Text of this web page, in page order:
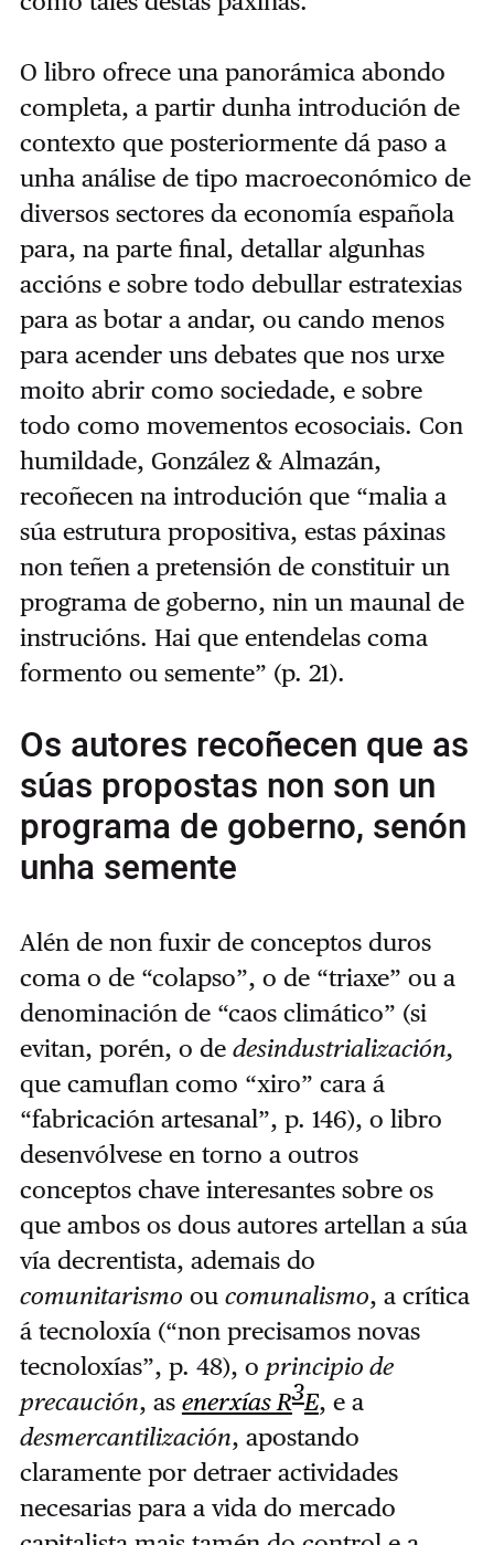
O libro ofrece una panorámica abondo
completa, a partir dunha introdución de
contexto que posteriormente dá paso a
unha análise de tipo macroeconómico de
diversos sectores da economía española
para, na parte final, detallar algunhas
accións e sobre todo debullar estratexias
para as botar a andar, ou cando menos
para acender uns debates que nos urxe
moito abrir como sociedade, e sobre
todo como movementos ecosociais. Con
humildade, González & Almazán,
recoñecen na introdución que “malia a
súa estrutura propositiva, estas páxinas
non teñen a pretensión de constituir un
programa de goberno, nin un maunal de
instrucións. Hai que entendelas coma
formento ou semente” (p. 21).
Os autores recoñecen que as
súas propostas non son un
programa de goberno, senón
unha semente
Alén de non fuxir de conceptos duros
coma o de “colapso”, o de “triaxe” ou a
denominación de “caos climático” (si
evitan, porén, o de desindustrialización,
que camuflan como “xiro” cara á
“fabricación artesanal”, p. 146), o libro
desenvólvese en torno a outros
conceptos chave interesantes sobre os
que ambos os dous autores artellan a súa
vía decrentista, ademais do
comunitarismo ou comunalismo, a crítica
á tecnoloxía (“non precisamos novas
tecnoloxías”, p. 48), o principio de
precaución, as enerxías R3E, e a
desmercantilización, apostando
claramente por detraer actividades
necesarias para a vida do mercado